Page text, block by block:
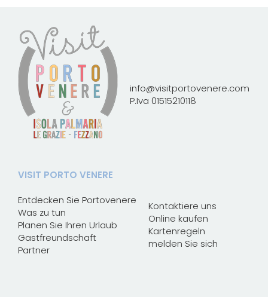
info@visitportovenere.com
P.Iva 01515210118
VISIT PORTO VENERE
Entdecken Sie Portovenere
Was zu tun
Planen Sie Ihren Urlaub
Gastfreundschaft
Partner
Kontaktiere uns
Online kaufen
Kartenregeln
melden Sie sich